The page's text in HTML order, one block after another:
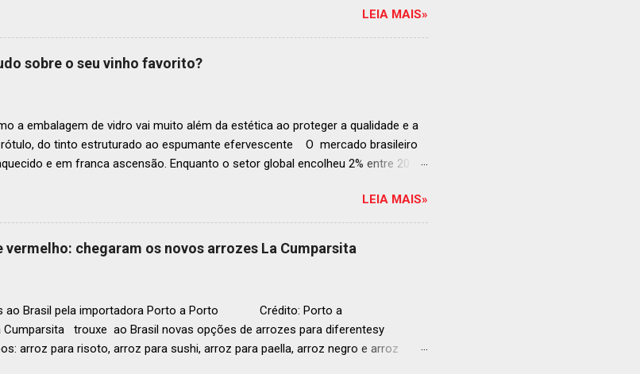
No.51 a No.100,em celebração ao panorama vibrante e diversificado da
A lista expandida demonstra o empenho da organização em reconhecer
de talentos gastronômicos e prepara o palco para a grande revelação da
LEIA MAIS»
sobre o seu vinho favorito?
a embalagem de vidro vai muito além da estética ao proteger a qualidade e a
rótulo, do tinto estruturado ao espumante efervescente O mercado brasileiro
e em franca ascensão. Enquanto o setor global encolheu 2% entre 2019
a consultoria Euromonitor. É neste cenário de taças cheias e expansão
líder mundial na fabricação de embalagens de vidro, se posiciona como
e consumidores e desvenda o segredo por trás da embalagem perfeita
Se você pensava que garrafa de vinho era tudo igual, prepare-se para
LEIA MAIS»
chegaram os novos arrozes La Cumparsita
ao Brasil pela importadora Porto a Porto Crédito: Porto a
trouxe ao Brasil novas opções de arrozes para diferentesy
arroz para risoto, arroz para sushi, arroz para paella, arroz negro e arroz